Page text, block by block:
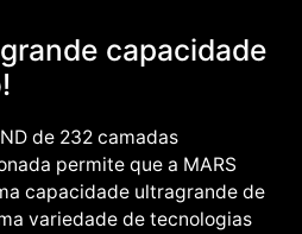
capacidade
de 232 camadas
permite que a MARS
capacidade ultragrande de
variedade de tecnologias